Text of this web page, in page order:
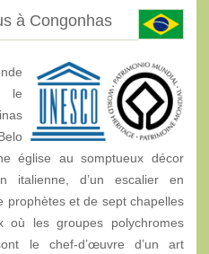
à Congonhas
le
église au somptueux décor
italienne, d’un escalier en
prophètes et de sept chapelles
où les groupes polychromes
le chef-d’œuvre d’un art